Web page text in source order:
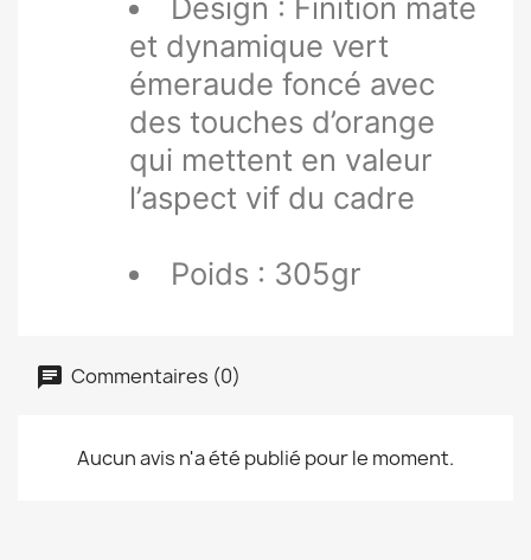
Design : Finition mate
et dynamique vert
émeraude foncé avec
des touches d’orange
qui mettent en valeur
l’aspect vif du cadre
Poids : 305gr
Commentaires (0)
Aucun avis n'a été publié pour le moment.